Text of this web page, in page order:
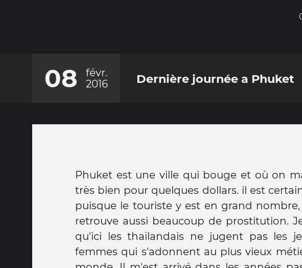
08
févr.
2016
Dernière journée a Phuket
Phuket est une ville qui bouge et où on
très bien pour quelques dollars. il est
puisque le touriste y est en grand
retrouve aussi beaucoup de prostitution.
qu'ici les thaïlandais ne jugent pas les
femmes qui s'adonnent au plus vieux
filles et les publier sur les réseaux sociaux
puisqu'on ne sais jamais à qui on a
préféré plutôt les dévisager avec mon
dégoût. C'est dans des moments comme
que je pense a mes élèves qui ont la
d'aller à l'école pour aller chercher une